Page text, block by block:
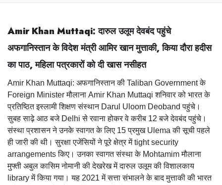
Amir Khan Muttaqi: दारुल उलूम देवबंद पहुंचे
अफगानिस्तान के विदेश मंत्री आमिर खान मुत्ताकी,किया दौरा हदीस
का पाठ,महिला पत्रकारों को दी खास नसीहत
Amir Khan Muttaqi: अफगानिस्तान की Taliban Government के
Foreign Minister मौलाना Amir Khan Muttaqi शनिवार को भारत के
प्रतिष्ठित इस्लामी शिक्षण संस्थान Darul Uloom Deoband पहुंचे।
सुबह साढ़े आठ बजे Delhi से रवाना होकर वे करीब 12 बजे देवबंद पहुंचे।
संस्था प्रशासन ने उनके स्वागत के लिए 15 प्रमुख Ulema की सूची पहले
ही जारी की थी। सुरक्षा एजेंसियों ने पूरे क्षेत्र में tight security
arrangements किए। उनका स्वागत संस्था के Mohtamim मौलाना
मुफ्ती अबुल कासिम नोमानी की देखरेख में दारुल उलूम की विशालकाय
library में किया गया। यह 2021 में सत्ता संभालने के बाद मुत्ताकी की भारत